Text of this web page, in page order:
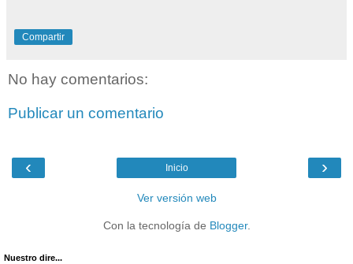
Compartir
No hay comentarios:
Publicar un comentario
‹ ›
Inicio
Ver versión web
Con la tecnología de Blogger.
Nuestro dire...